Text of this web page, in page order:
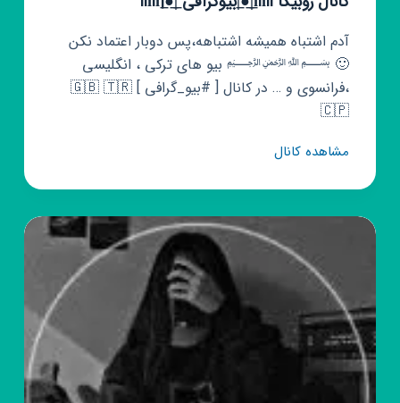
آدم اشتباه همیشه اشتباهه،پس دوبار اعتماد نکن
🙂 ﷽ بیو های ترکی ، انگلیسی
،فرانسوی و … در کانال [‌ #بیو_گرافی ] 🇬🇧 🇹🇷
🇨🇵
مشاهده کانالکانال
ılıll|̲̅̅
●̲̅̅|̲̅̅
بیوگرافی
●̲̅̅|llılı